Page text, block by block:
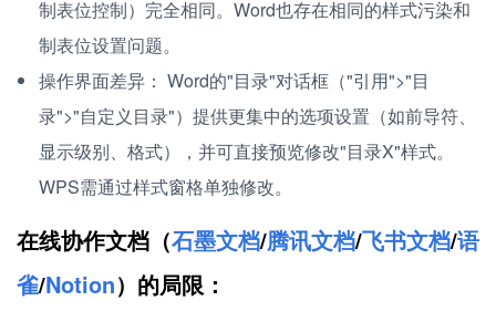
制表位控制）完全相同。Word也存在相同的样式污染和
制表位设置问题。
操作界面差异： Word的"目录"对话框（"引用">"目
录">"自定义目录"）提供更集中的选项设置（如前导符、
显示级别、格式），并可直接预览修改"目录X"样式。
WPS需通过样式窗格单独修改。
在线协作文档（石墨文档/腾讯文档/飞书文档/语
雀/Notion）的局限：